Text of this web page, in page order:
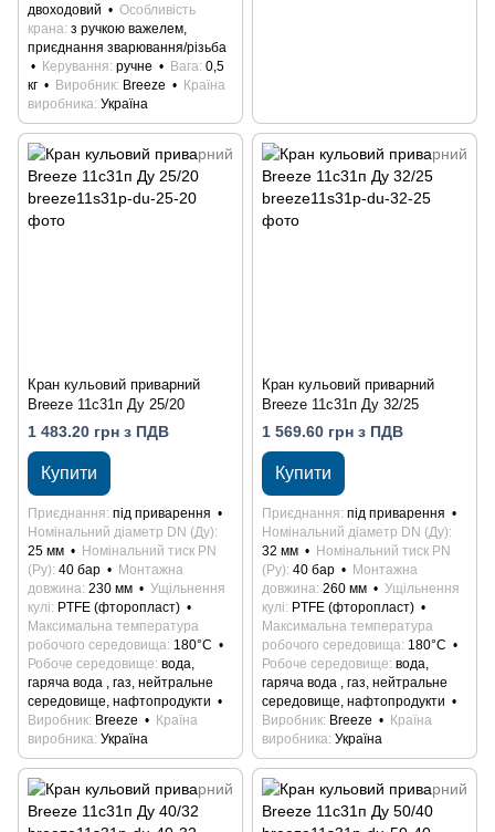
двоходовий
Особливість
крана з ручкою важелем,
приєднання зварювання/різьба
Керування ручне Вага 0,5
кг
Виробник Breeze
Країна
виробника Україна
Кран кульовий приварний
Breeze 11с31п Ду 25/20
1 483.20 грн з ПДВ
Купити
Приєднання під приварення
Номінальний діаметр DN (Ду)
25 мм
Номінальний тиск PN
(Ру) 40 бар
Монтажна
довжина 230 мм
Ущільнення
кулі
PTFE (фторопласт)
Максимальна температура
робочого середовища 180°С
Робоче середовище вода,
гаряча вода , газ, нейтральне
середовище, нафтопродукти
Виробник Breeze
Країна
виробника Україна
Кран кульовий приварний
Breeze 11с31п Ду 32/25
1 569.60 грн з ПДВ
Купити
Приєднання під приварення
Номінальний діаметр DN (Ду)
32 мм
Номінальний тиск PN
(Ру) 40 бар
Монтажна
довжина 260 мм
Ущільнення
кулі
PTFE (фторопласт)
Максимальна температура
робочого середовища 180°С
Робоче середовище вода,
гаряча вода , газ, нейтральне
середовище, нафтопродукти
Виробник Breeze
Країна
виробника Україна